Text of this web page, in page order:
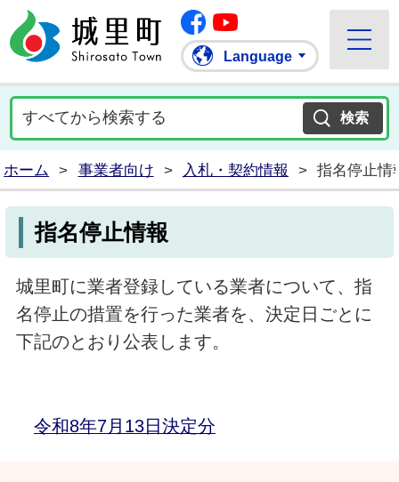
城里町ホームページ
Facebook
Language
ホーム > 事業者向け > 入札・契約情報 > 指名停止情
指名停止情報
城里町に業者登録している業者について、指
名停止の措置を行った業者を、決定日ごとに
下記のとおり公表します。
令和8年7月13日決定分